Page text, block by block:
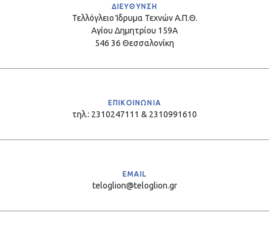
ΔΙΕΥΘΥΝΣΗ
Τελλόγλειο Ίδρυμα Τεχνών Α.Π.Θ.
Αγίου Δημητρίου 159Α
546 36 Θεσσαλονίκη
ΕΠΙΚΟΙΝΩΝΙΑ
τηλ.: 2310247111 & 2310991610
EMAIL
teloglion@teloglion.gr